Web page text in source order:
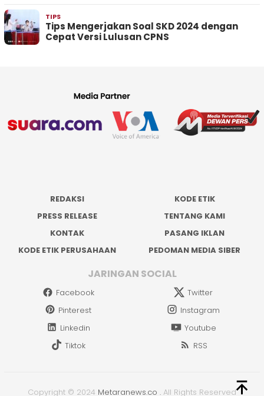
TIPS
Tips Mengerjakan Soal SKD 2024 dengan
Cepat Versi Lulusan CPNS
REDAKSI
KODE ETIK
PRESS RELEASE
TENTANG KAMI
KONTAK
PASANG IKLAN
KODE ETIK PERUSAHAAN
PEDOMAN MEDIA SIBER
JARINGAN SOCIAL
Facebook
Twitter
Pinterest
Instagram
Linkedin
Youtube
Tiktok
RSS
Copyright © 2024 Metaranews.co . All Rights Reserved